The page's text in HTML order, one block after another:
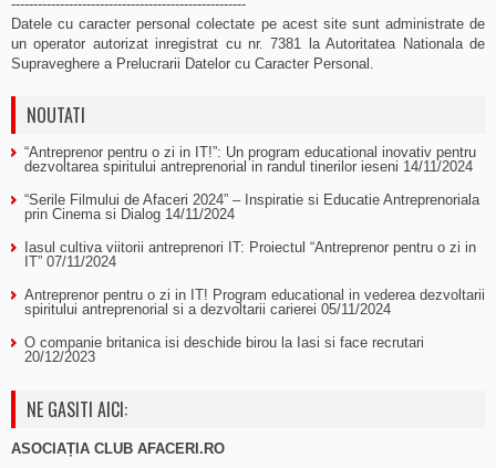
-----------------------------------------------------
Datele cu caracter personal colectate pe acest site sunt administrate de
un operator autorizat inregistrat cu nr. 7381 la Autoritatea Nationala de
Supraveghere a Prelucrarii Datelor cu Caracter Personal.
NOUTATI
“Antreprenor pentru o zi in IT!”: Un program educational inovativ pentru
dezvoltarea spiritului antreprenorial in randul tinerilor ieseni 14/11/2024
“Serile Filmului de Afaceri 2024” – Inspiratie si Educatie Antreprenoriala
prin Cinema si Dialog 14/11/2024
Iasul cultiva viitorii antreprenori IT: Proiectul “Antreprenor pentru o zi in
IT” 07/11/2024
Antreprenor pentru o zi in IT! Program educational in vederea dezvoltarii
spiritului antreprenorial si a dezvoltarii carierei 05/11/2024
O companie britanica isi deschide birou la Iasi si face recrutari
20/12/2023
NE GASITI AICI:
ASOCIAȚIA CLUB AFACERI.RO